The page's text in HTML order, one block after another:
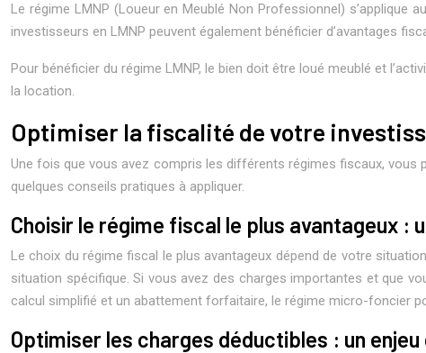
Le régime LMNP (Loueur en Meublé Non Professionnel) s’applique
investisseurs en LMNP peuvent également bénéficier d’avantages
Pour bénéficier du régime LMNP, le bien doit être loué meublé et
la location.
Optimiser la fiscalité de votre
Une fois que vous avez compris les différents régimes fiscaux,
quelques conseils pratiques à appliquer.
Choisir le régime fiscal le plus avantageux :
Le choix du régime fiscal le plus avantageux dépend de votre
situation spécifique. Si vous avez des charges importantes et que
calcul simplifié et un abattement forfaitaire, le régime micro-foncier
Optimiser les charges déductibles : un enjeu